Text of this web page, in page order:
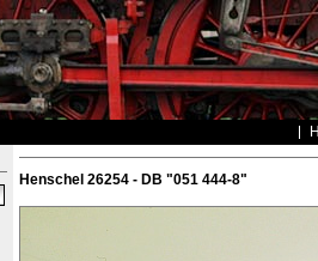
Henschel 26254 - DB "051 444-8"